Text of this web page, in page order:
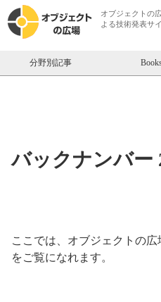
オブジェクトの
よる技術発表サ
分野別記事
バックナンバー
ここでは、オブジェクトの
をご覧になれます。